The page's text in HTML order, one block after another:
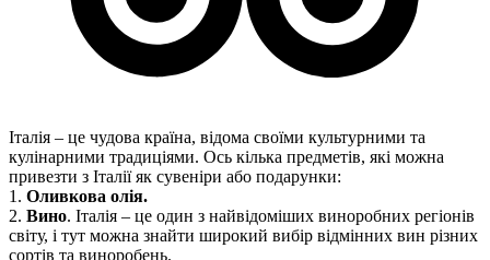
Італія – ​​це чудова країна, відома своїми культурними та
кулінарними традиціями. Ось кілька предметів, які можна
привезти з Італії як сувеніри або подарунки:
1. Оливкова олія.
2. Вино. Італія – ​​це один з найвідоміших виноробних регіонів
світу, і тут можна знайти широкий вибір відмінних вин різних
сортів та виноробень.